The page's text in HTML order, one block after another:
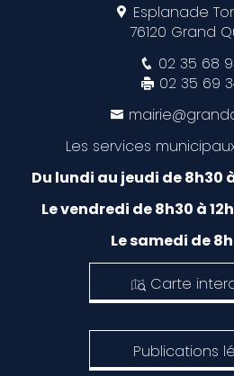
Esplanade
76120 Grand
02 35 68
02 35 69
Les services
Du lundi au jeudi de 8h30 à
Le vendredi de 8h30 à
Le samedi de
Carte
Publications